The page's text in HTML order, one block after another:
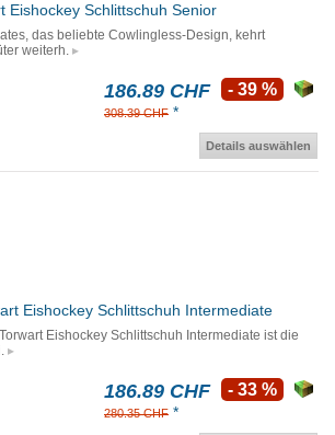
Eishockey Schlittschuh Senior
das beliebte Cowlingless-Design, kehrt
weiterh.
186.89 CHF
308.39 CHF *
- 39 %
Details auswählen
Eishockey Schlittschuh Intermediate
Eishockey Schlittschuh Intermediate ist die
186.89 CHF
280.35 CHF *
- 33 %